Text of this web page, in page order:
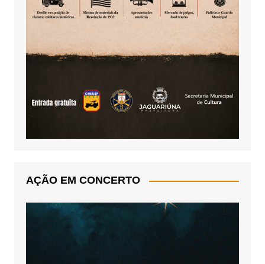
AÇÃO EM CONCERTO